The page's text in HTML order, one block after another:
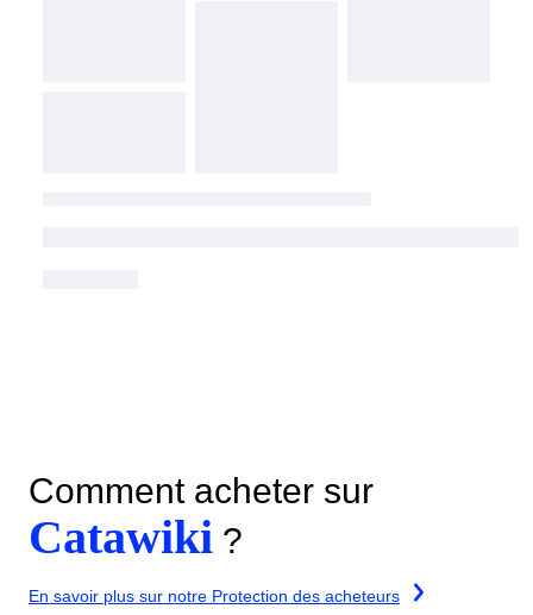
Comment acheter sur
Catawiki ?
En savoir plus sur notre Protection des acheteurs